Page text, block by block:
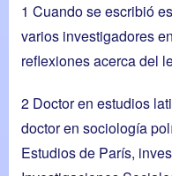
1 Cuando se escribió
varios investigadores
reflexiones acerca del
2 Doctor en estudios
doctor en sociología
Estudios de París,